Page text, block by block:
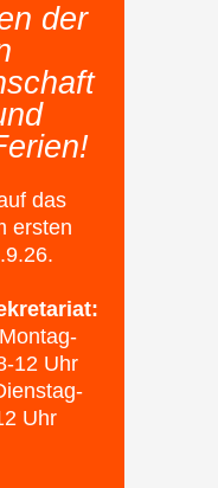
der
das
ersten
12 Uhr
Uhr